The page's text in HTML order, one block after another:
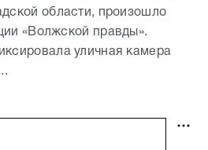
области, произошло
«Волжской правды».
уличная камера